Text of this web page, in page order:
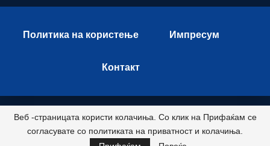
Политика на користење Импресум
Контакт
© 2026 - Istok Press. All Rights Reserved.
Развиено и хостирано од
Веб -страницата користи колачиња. Со клик на Прифаќам се
согласувате со политиката на приватност и колачиња.